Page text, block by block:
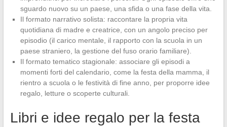
sguardo nuovo su un paese, una sfida o una fase della vita.
Il formato narrativo solista: raccontare la propria vita
quotidiana di madre e creatrice, con un angolo preciso per
episodio (il carico mentale, il rapporto con la scuola in un
paese straniero, la gestione del fuso orario familiare).
Il formato tematico stagionale: associare gli episodi a
momenti forti del calendario, come la festa della mamma, il
rientro a scuola o le festività di fine anno, per proporre idee
regalo, letture o scoperte culturali.
Libri e idee regalo per la festa